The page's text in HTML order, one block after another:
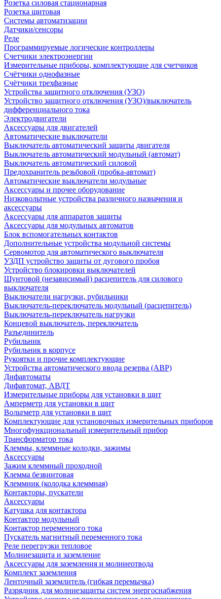
Розетка силовая стационарная
Розетка щитовая
Системы автоматизации
Датчики/сенсоры
Реле
Программируемые логические контроллеры
Счетчики электроэнергии
Измерительные приборы, комплектующие для счетчиков
Счётчики однофазные
Счётчики трехфазные
Устройства защитного отключения (УЗО)
Устройство защитного отключения (УЗО)/выключатель
дифференциального тока
Электродвигатели
Аксессуары для двигателей
Автоматические выключатели
Выключатель автоматический защиты двигателя
Выключатель автоматический модульный (автомат)
Выключатель автоматический силовой
Предохранитель резьбовой (пробка-автомат)
Автоматические выключатели модульные
Аксессуары и прочее оборудование
Низковольтные устройства различного назначения и
аксессуары
Аксессуары для аппаратов защиты
Аксессуары для модульных автоматов
Блок вспомогательных контактов
Дополнительные устройства модульной системы
Сервомотор для автоматического выключателя
УЗДП устройство защиты от дугового пробоя
Устройство блокировки выключателей
Шунтовой (независимый) расцепитель для силового
выключателя
Выключатели нагрузки, рубильники
Выключатель-переключатель модульный (расцепитель)
Выключатель-переключатель нагрузки
Концевой выключатель, переключатель
Разъединитель
Рубильник
Рубильник в корпусе
Рукоятки и прочие комплектующие
Устройства автоматического ввода резерва (АВР)
Дифавтоматы
Дифавтомат, АВДТ
Измерительные приборы для установки в щит
Амперметр для установки в щит
Вольтметр для установки в щит
Комплектующие для установочных измерительных приборов
Многофункциональный измерительный прибор
Трансформатор тока
Клеммы, клеммные колодки, зажимы
Аксессуары
Зажим клеммный проходной
Клемма безвинтовая
Клеммник (колодка клеммная)
Контакторы, пускатели
Аксессуары
Катушка для контактора
Контактор модульный
Контактор переменного тока
Пускатель магнитный переменного тока
Реле перегрузки тепловое
Молниезащита и заземление
Аксессуары для заземления и молниеотвода
Комплект заземления
Ленточный заземлитель (гибкая перемычка)
Разрядник для молниезащиты систем энергоснабжения